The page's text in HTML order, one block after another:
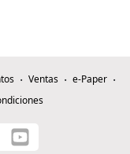
Ventas
e-Paper